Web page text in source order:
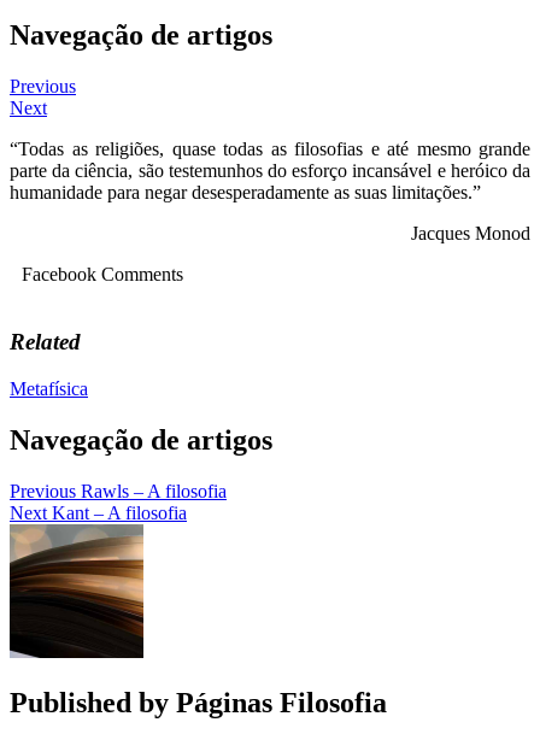
Navegação de artigos
Previous
Next
“Todas as religiões, quase todas as filosofias e até mesmo grande
parte da ciência, são testemunhos do esforço incansável e heróico da
humanidade para negar desesperadamente as suas limitações.”
Jacques Monod
Facebook Comments
Related
Metafísica
Navegação de artigos
Previous Rawls – A filosofia
Next Kant – A filosofia
Published by Páginas Filosofia